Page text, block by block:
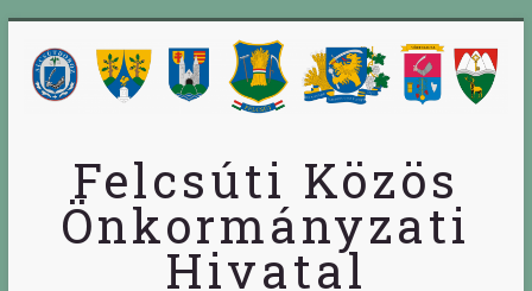
Felcsúti Közös
Önkormányzati
Hivatal